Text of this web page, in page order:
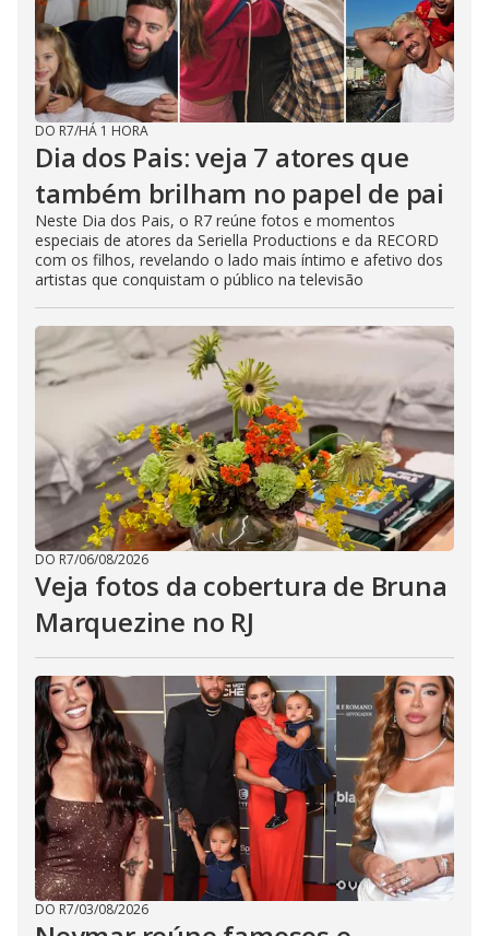
DO R7/HÁ 1 HORA
Dia dos Pais: veja 7 atores que
também brilham no papel de pai
Neste Dia dos Pais, o R7 reúne fotos e momentos
especiais de atores da Seriella Productions e da RECORD
com os filhos, revelando o lado mais íntimo e afetivo dos
artistas que conquistam o público na televisão
DO R7/06/08/2026
Veja fotos da cobertura de Bruna
Marquezine no RJ
DO R7/03/08/2026